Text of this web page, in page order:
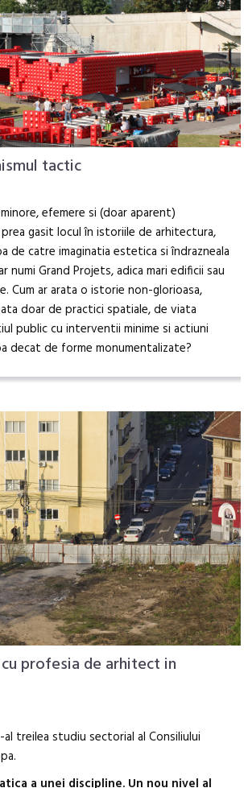
tactic
efemere si (doar aparent)
gasit locul în istoriile de arhitectura,
de catre imaginatia estetica si îndrazneala
numi Grand Projets, adica mari edificii sau
Cum ar arata o istorie non-glorioasa,
doar de practici spatiale, de viata
public cu interventii minime si actiuni
decat de forme monumentalizate?
profesia de arhitect in
al treilea studiu sectorial al Consiliului
a unei discipline. Un nou nivel al